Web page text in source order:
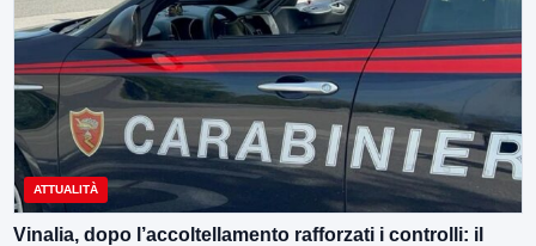
ATTUALITÀ
Vinalia, dopo l’accoltellamento rafforzati i controlli: il